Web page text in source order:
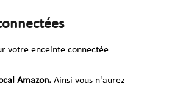
votre enceinte connectée
Amazon. Ainsi vous n'aurez